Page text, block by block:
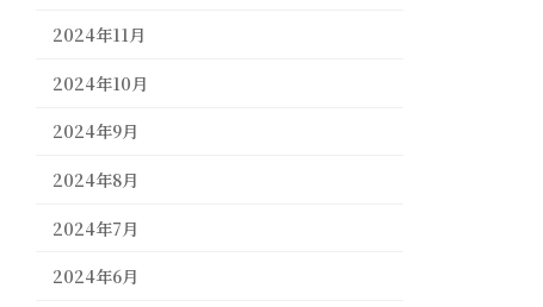
2024年11月
2024年10月
2024年9月
2024年8月
2024年7月
2024年6月